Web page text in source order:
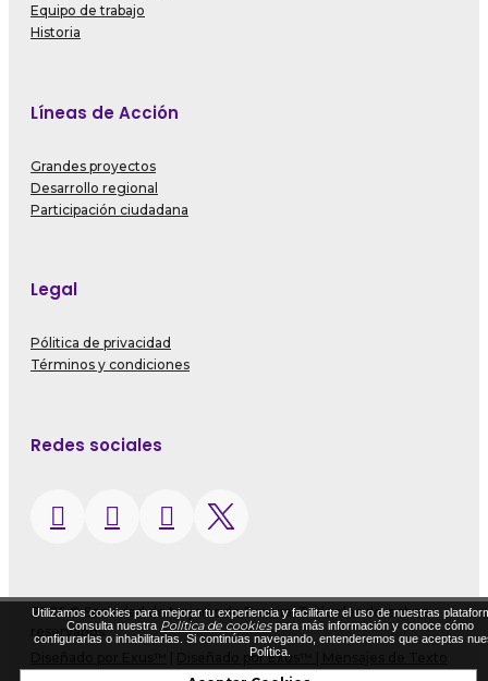
Equipo de trabajo
Historia
Líneas de Acción
Grandes proyectos
Desarrollo regional
Participación ciudadana
Legal
Pólitica de privacidad
Términos y condiciones
Redes sociales
2026 © Sociedad de Mejoras de Pereira. Todos los derechos
reservados
Diseñado por Exus™ | Mensajes de Texto
Utilizamos cookies para mejorar tu experiencia y facilitarte el uso de nuestras
Consulta nuestra Política de cookiespara más información y conoce cómo
configurarlas o inhabilitarlas. Si continúas navegando, entenderemos que aceptas
Política.